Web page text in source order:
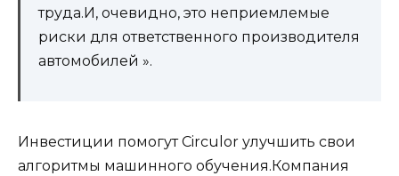
труда.И, очевидно, это неприемлемые
риски для ответственного производителя
автомобилей ».
Инвестиции помогут Circulor улучшить свои
алгоритмы машинного обучения.Компания